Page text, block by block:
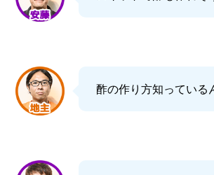
酢の作り方知っている